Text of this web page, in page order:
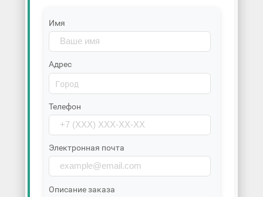
Имя
Адрес
Телефон
Электронная почта
Описание заказа